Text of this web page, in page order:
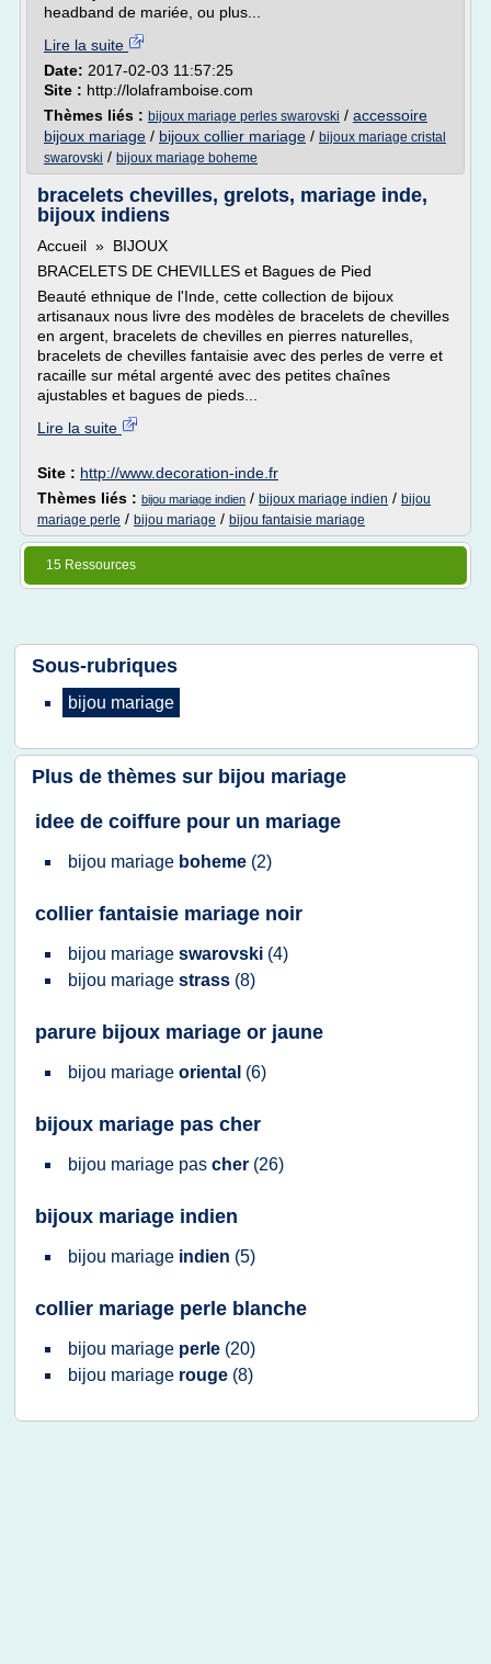
headband de mariée, ou plus...
Lire la suite
Date: 2017-02-03 11:57:25
Site : http://lolaframboise.com
Thèmes liés : bijoux mariage perles swarovski / accessoire
bijoux mariage / bijoux collier mariage / bijoux mariage cristal
swarovski / bijoux mariage boheme
bracelets chevilles, grelots, mariage inde,
bijoux indiens
Accueil » BIJOUX
BRACELETS DE CHEVILLES et Bagues de Pied
Beauté ethnique de l'Inde, cette collection de bijoux
artisanaux nous livre des modèles de bracelets de chevilles
en argent, bracelets de chevilles en pierres naturelles,
bracelets de chevilles fantaisie avec des perles de verre et
racaille sur métal argenté avec des petites chaînes
ajustables et bagues de pieds...
Lire la suite
Site : http://www.decoration-inde.fr
Thèmes liés : bijou mariage indien / bijoux mariage indien / bijou
mariage perle / bijou mariage / bijou fantaisie mariage
15 Ressources
Sous-rubriques
bijou mariage
Plus de thèmes sur bijou mariage
idee de coiffure pour un mariage
bijou mariage boheme (2)
collier fantaisie mariage noir
bijou mariage swarovski (4)
bijou mariage strass (8)
parure bijoux mariage or jaune
bijou mariage oriental (6)
bijoux mariage pas cher
bijou mariage pas cher (26)
bijoux mariage indien
bijou mariage indien (5)
collier mariage perle blanche
bijou mariage perle (20)
bijou mariage rouge (8)